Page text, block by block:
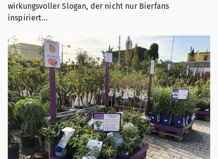
wirkungsvoller Slogan, der nicht nur Bierfans
inspiriert...